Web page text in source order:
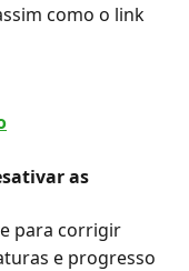
como o link
as
para corrigir
e progresso